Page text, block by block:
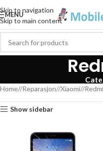
Skip to navigation
Skip to main content
MENU
Home/ Reparasjon/ Xiaomi/
Show sidebar